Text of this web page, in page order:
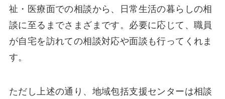
祉・医療面での相談から、日常生活の暮らしの相
談に至るまでさまざまです。必要に応じて、職員
が自宅を訪れての相談対応や面談も行ってくれま
す。
ただし上述の通り、地域包括支援センターは相談